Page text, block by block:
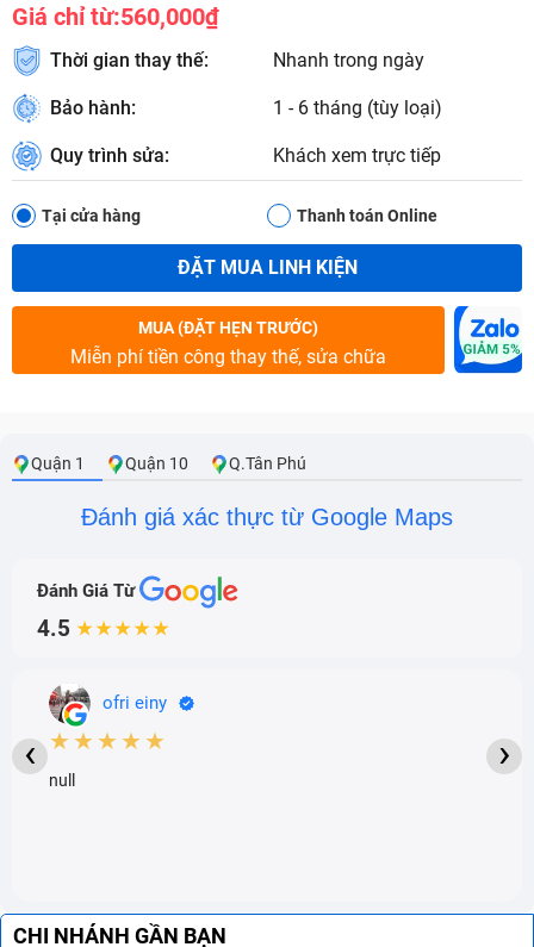
Giá chỉ từ:560,000₫
Thời gian thay thế: Nhanh trong ngày
Bảo hành: 1 - 6 tháng (tùy loại)
Quy trình sửa: Khách xem trực tiếp
Tại cửa hàng Thanh toán Online
ĐẶT MUA LINH KIỆN
MUA (ĐẶT HẸN TRƯỚC)
Miễn phí tiền công thay thế, sửa chữa
Quận 1 Quận 10 Q.Tân Phú
Đánh giá xác thực từ Google Maps
Đánh Giá Từ
4.5 ★★★★★
ofri einy
★★★★★
null
‹ ›
CHI NHÁNH GẦN BẠN